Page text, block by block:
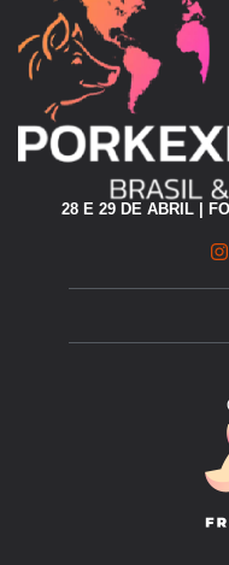
28 E 29 DE ABRIL |